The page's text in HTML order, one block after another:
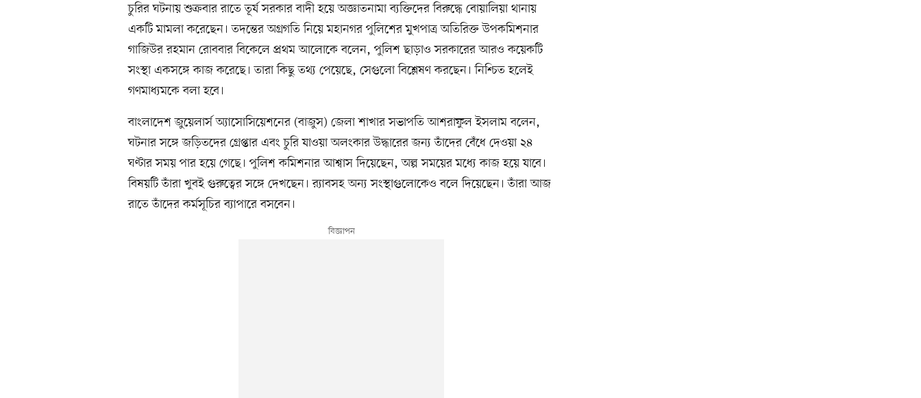
চুরির ঘটনায় শুক্রবার রাতে তূর্য সরকার বাদী হয়ে অজ্ঞাতনামা ব্যক্তিদের বিরুদ্ধে বোয়ালিয়া থানায়
একটি মামলা করেছেন। তদন্তের অগ্রগতি নিয়ে মহানগর পুলিশের মুখপাত্র অতিরিক্ত উপকমিশনার
গাজিউর রহমান রোববার বিকেলে প্রথম আলোকে বলেন, পুলিশ ছাড়াও সরকারের আরও কয়েকটি
সংস্থা একসঙ্গে কাজ করেছে। তারা কিছু তথ্য পেয়েছে, সেগুলো বিশ্লেষণ করছেন। নিশ্চিত হলেই
গণমাধ্যমকে বলা হবে।
বাংলাদেশ জুয়েলার্স অ্যাসোসিয়েশনের (বাজুস) জেলা শাখার সভাপতি আশরাফুল ইসলাম বলেন,
ঘটনার সঙ্গে জড়িতদের গ্রেপ্তার এবং চুরি যাওয়া অলংকার উদ্ধারের জন্য তাঁদের বেঁধে দেওয়া ২৪
ঘণ্টার সময় পার হয়ে গেছে। পুলিশ কমিশনার আশ্বাস দিয়েছেন, অল্প সময়ের মধ্যে কাজ হয়ে যাবে।
বিষয়টি তাঁরা খুবই গুরুত্বের সঙ্গে দেখছেন। র‌্যাবসহ অন্য সংস্থাগুলোকেও বলে দিয়েছেন। তাঁরা আজ
রাতে তাঁদের কর্মসূচির ব্যাপারে বসবেন।